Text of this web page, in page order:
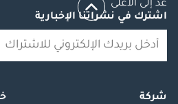
عد إلى الأعلى
اشترك في نشراتنا الإخبارية
شركة